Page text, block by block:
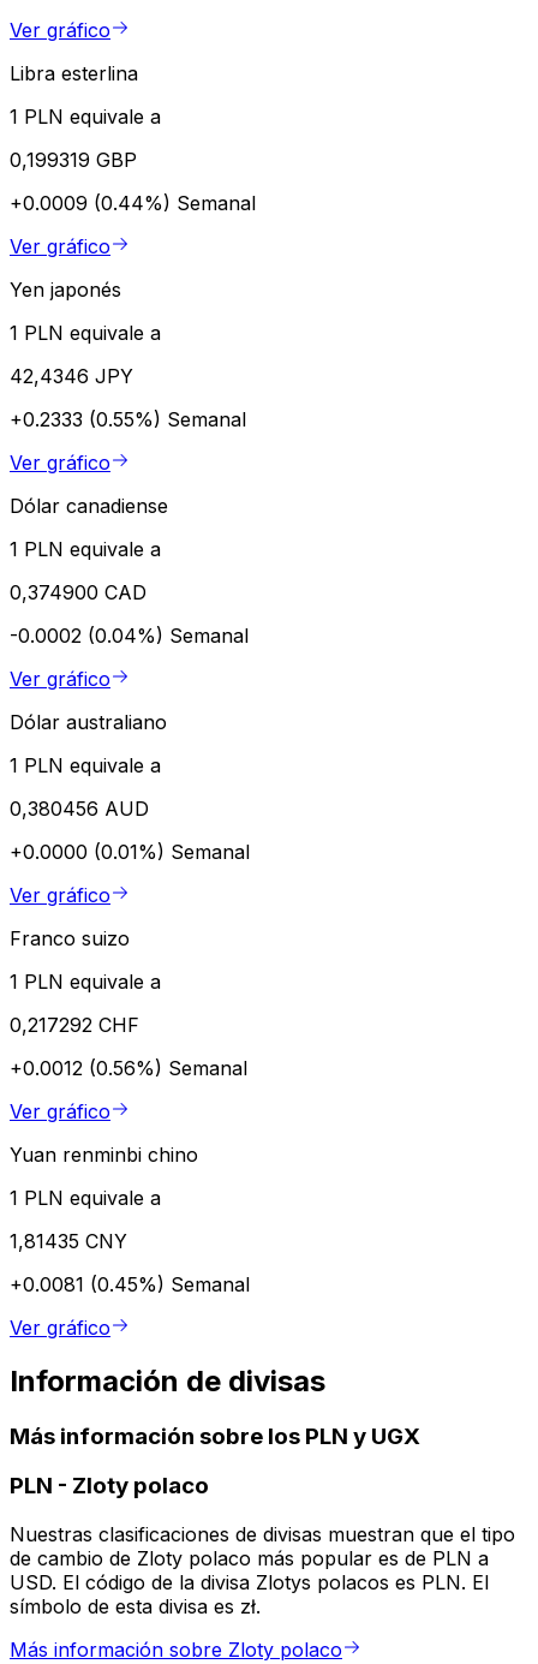
Ver gráfico
Libra esterlina
1 PLN equivale a
0,199319 GBP
+0.0009 (0.44%) Semanal
Ver gráfico
Yen japonés
1 PLN equivale a
42,4346 JPY
+0.2333 (0.55%) Semanal
Ver gráfico
Dólar canadiense
1 PLN equivale a
0,374900 CAD
-0.0002 (0.04%) Semanal
Ver gráfico
Dólar australiano
1 PLN equivale a
0,380456 AUD
+0.0000 (0.01%) Semanal
Ver gráfico
Franco suizo
1 PLN equivale a
0,217292 CHF
+0.0012 (0.56%) Semanal
Ver gráfico
Yuan renminbi chino
1 PLN equivale a
1,81435 CNY
+0.0081 (0.45%) Semanal
Ver gráfico
Información de divisas
Más información sobre los PLN y UGX
PLN - Zloty polaco
Nuestras clasificaciones de divisas muestran que el tipo
de cambio de Zloty polaco más popular es de PLN a
USD. El código de la divisa Zlotys polacos es PLN. El
símbolo de esta divisa es zł.
Más información sobre Zloty polaco